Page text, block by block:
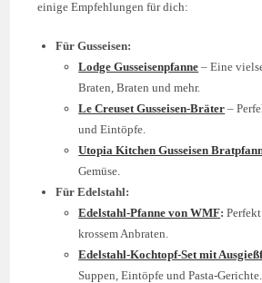
einige Empfehlungen für dich:
Für Gusseisen:
Lodge Gusseisenpfanne – Eine
Braten, Braten und mehr.
Le Creuset Gusseisen-Bräter –
und Eintöpfe.
Utopia Kitchen Gusseisen
Gemüse.
Für Edelstahl:
Edelstahl-Pfanne von WMF:
krossem Anbraten.
Edelstahl-Kochtopf-Set mit
Suppen, Eintöpfe und Pasta-Gerichte.